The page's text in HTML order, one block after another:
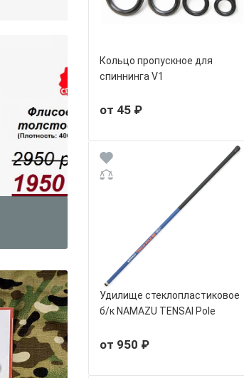
Кольцо пропускное для
спиннинга V1
от 45 ₽
Удилище стеклопластиковое
б/к NAMAZU TENSAI Pole
от 950 ₽